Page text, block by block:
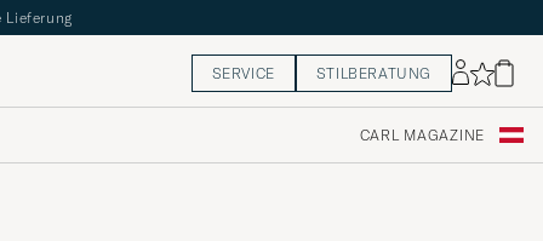
Lieferung
SERVICE STILBERATUNG
CARL MAGAZINE